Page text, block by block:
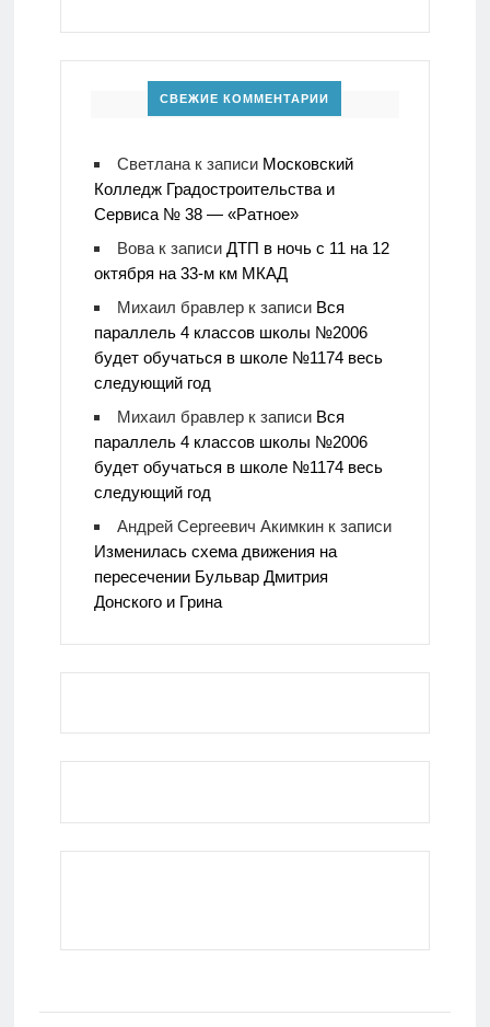
СВЕЖИЕ КОММЕНТАРИИ
Светланак записи Московский
Колледж Градостроительства и
Сервиса № 38 — «Ратное»
Вовак записи ДТП в ночь с 11 на 12
октября на 33-м км МКАД
Михаил бравлерк записи Вся
параллель 4 классов школы №2006
будет обучаться в школе №1174 весь
следующий год
Михаил бравлерк записи Вся
параллель 4 классов школы №2006
будет обучаться в школе №1174 весь
следующий год
Андрей Сергеевич Акимкинк записи
Изменилась схема движения на
пересечении Бульвар Дмитрия
Донского и Грина